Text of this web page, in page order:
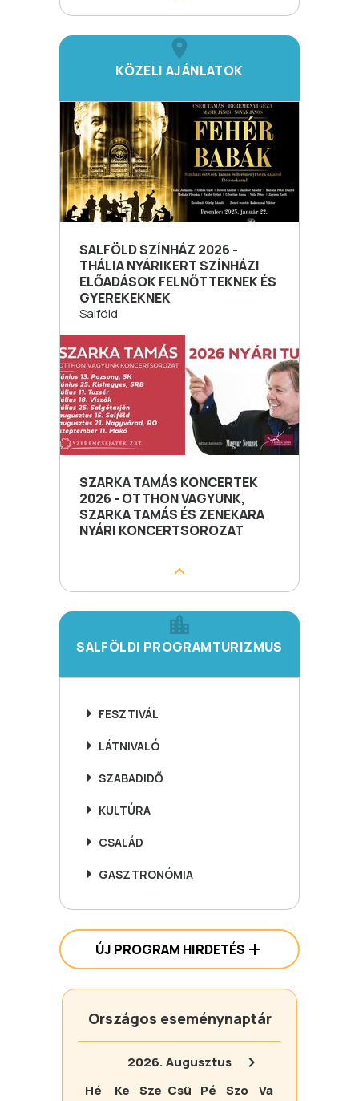
KÖZELI AJÁNLATOK
SALFÖLD SZÍNHÁZ 2026 -
THÁLIA NYÁRIKERT SZÍNHÁZI
ELŐADÁSOK FELNŐTTEKNEK ÉS
GYEREKEKNEK
Salföld
SZARKA TAMÁS KONCERTEK
2026 - OTTHON VAGYUNK,
SZARKA TAMÁS ÉS ZENEKARA
NYÁRI KONCERTSOROZAT
SALFÖLDI PROGRAMTURIZMUS
FESZTIVÁL
LÁTNIVALÓ
SZABADIDŐ
KULTÚRA
CSALÁD
GASZTRONÓMIA
ÚJ PROGRAM HIRDETÉS
Országos eseménynaptár
2026.Augusztus
Hé
Ke Sze Csü Pé Szo Va